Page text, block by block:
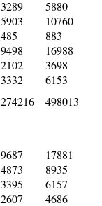
3289
5880
5903
10760
485
883
9498
16988
2102
3698
3332
6153
274216 498013
9687
17881
4873
8935
3395
6157
2607
4686